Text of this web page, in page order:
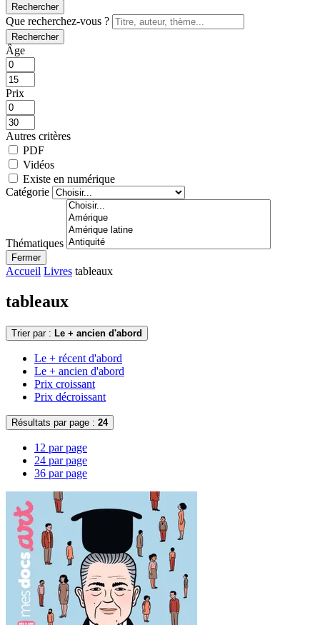
Rechercher
Que recherchez-vous ?
Rechercher
Âge
Prix
Autres critères
PDF
Vidéos
Existe en numérique
Catégorie
Thématiques
Fermer
Accueil Livres tableaux
tableaux
Trier par : Le + ancien d'abord
Le + récent d'abord
Le + ancien d'abord
Prix croissant
Prix décroissant
Résultats par page : 24
12 par page
24 par page
36 par page